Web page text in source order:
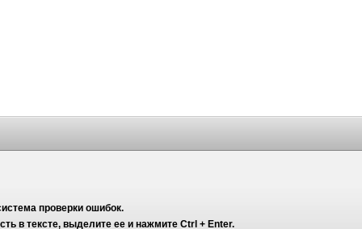
проверки ошибок.
в тексте, выделите ее и нажмите Ctrl + Enter.